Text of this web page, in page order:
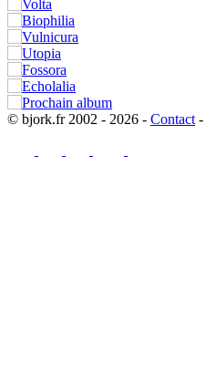
© bjork.fr 2002 - 2026 - Contact -